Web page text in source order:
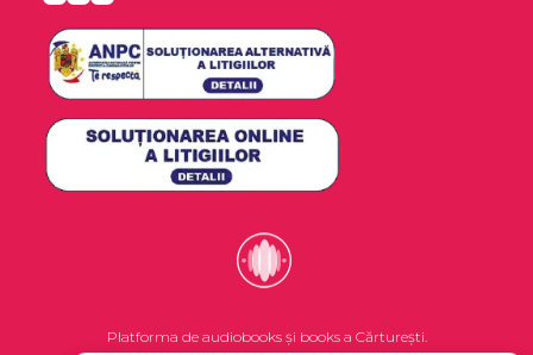
Platforma de audiobooks și books a Cărturești.